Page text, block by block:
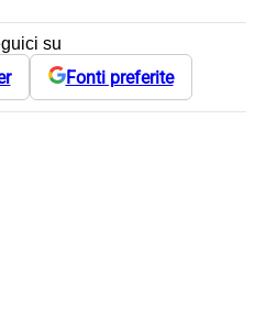
su
Fonti preferite